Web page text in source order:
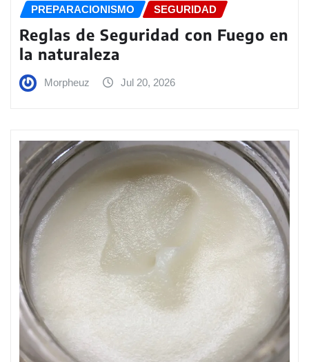
PREPARACIONISMO SEGURIDAD
Reglas de Seguridad con Fuego en
la naturaleza
Morpheuz Jul 20, 2026